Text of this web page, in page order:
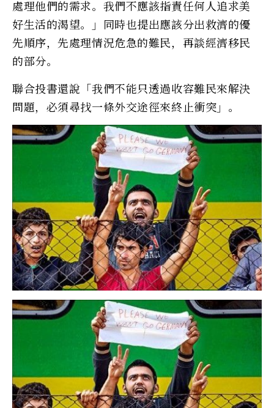
處理他們的需求。我們不應該指責任何人追求美
好生活的渴望。」同時也提出應該分出救濟的優
先順序，先處理情況危急的難民，再談經濟移民
的部分。
聯合投書還說「我們不能只透過收容難民來解決
問題，必須尋找一條外交途徑來終止衝突」。